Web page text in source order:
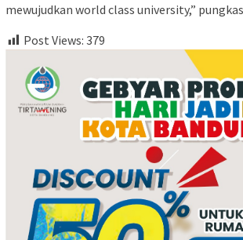
mewujudkan world class university,”
Post Views: 379